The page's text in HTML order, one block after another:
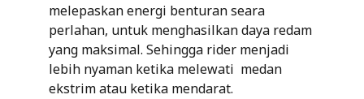
melepaskan energi benturan seara
perlahan, untuk menghasilkan daya redam
yang maksimal. Sehingga rider menjadi
lebih nyaman ketika melewati medan
ekstrim atau ketika mendarat.